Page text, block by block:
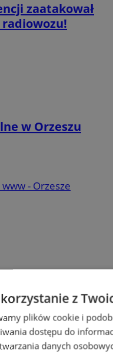
zaatakował
w Orzeszu
- Orzesze
z
plików cookie i
dostępu do
danych